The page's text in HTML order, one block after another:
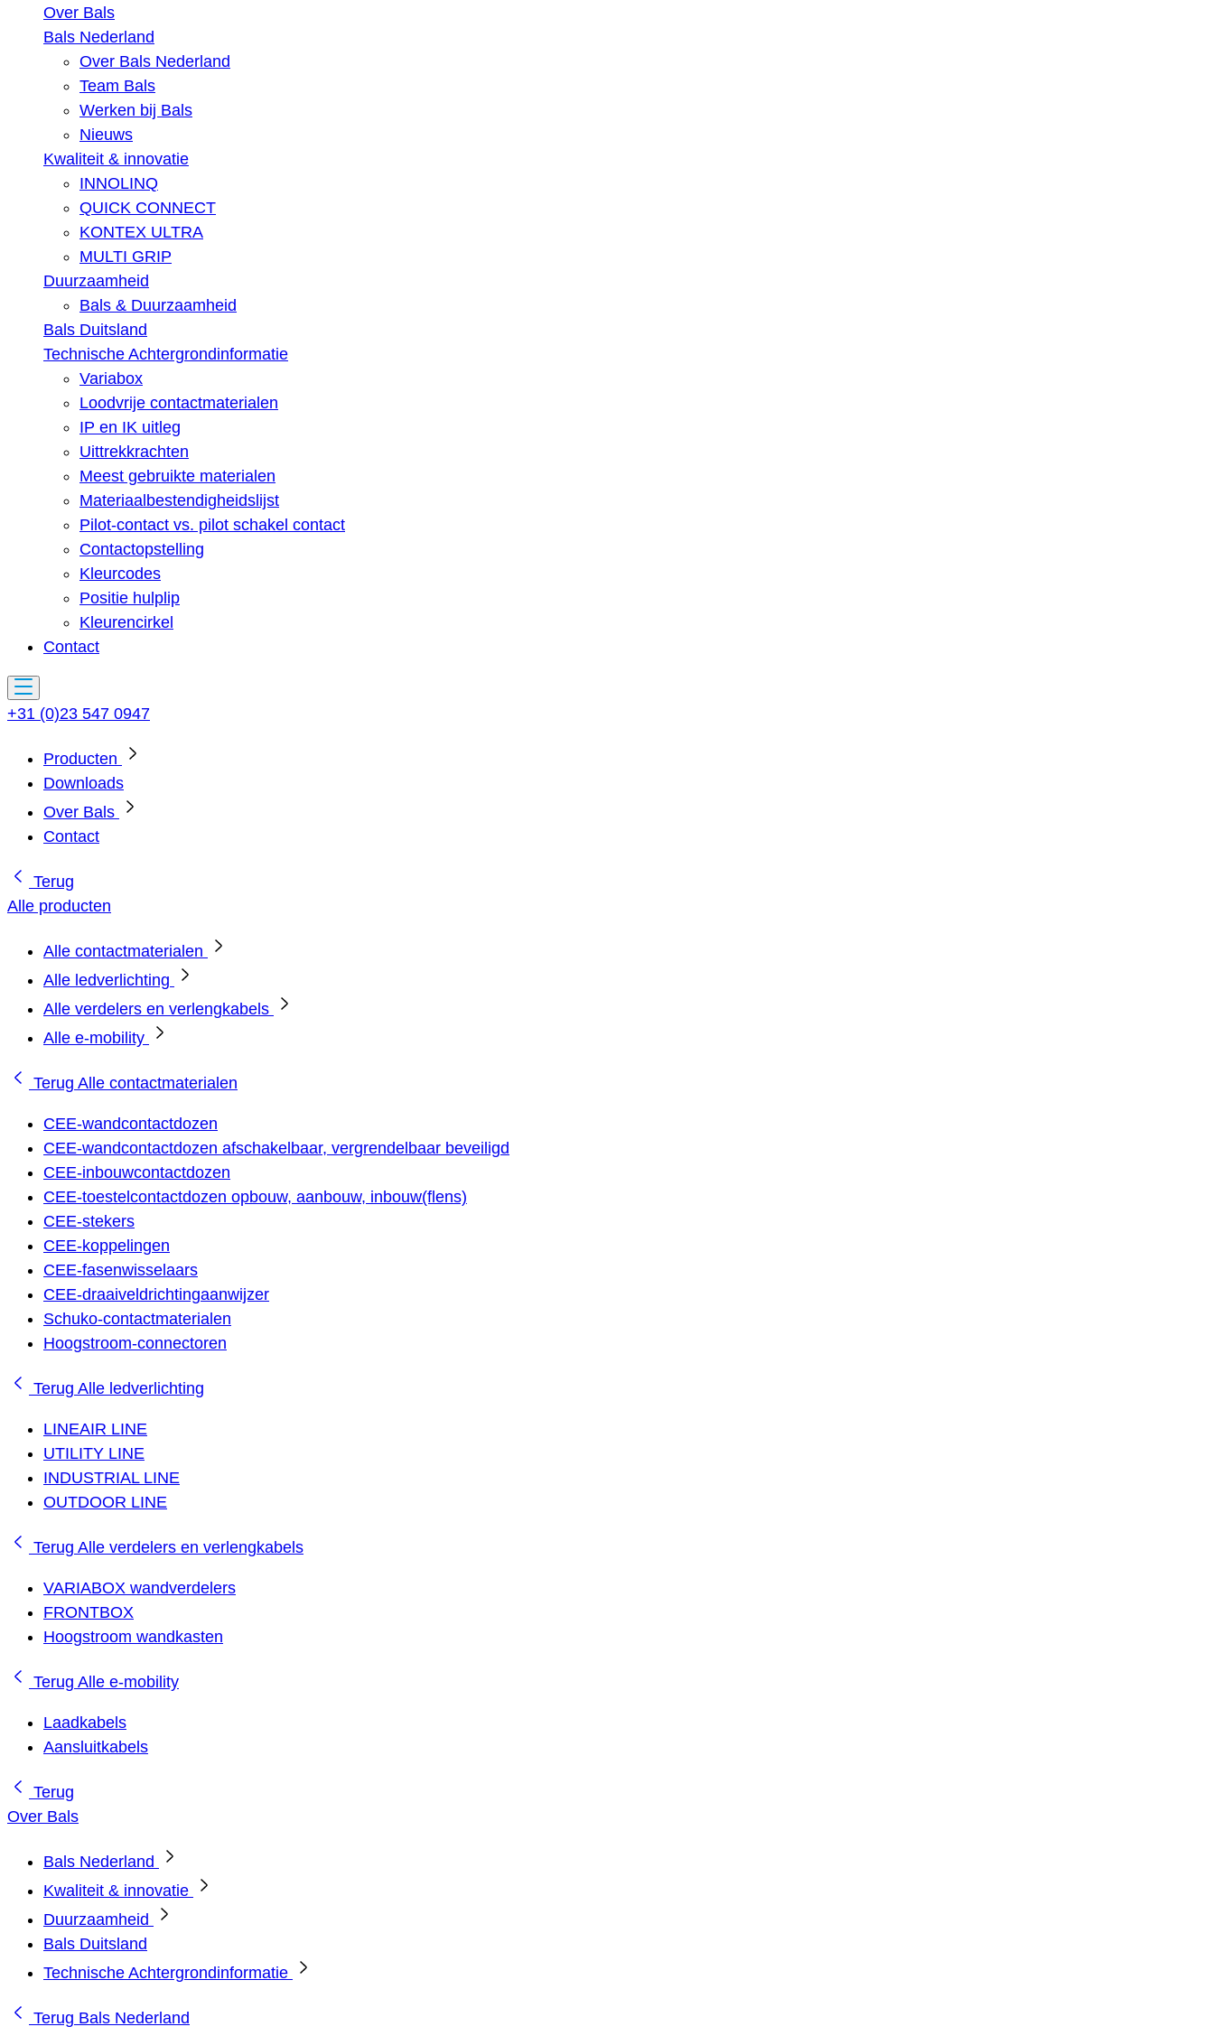
Over Bals
Bals Nederland
Over Bals Nederland
Team Bals
Werken bij Bals
Nieuws
Kwaliteit & innovatie
INNOLINQ
QUICK CONNECT
KONTEX ULTRA
MULTI GRIP
Duurzaamheid
Bals & Duurzaamheid
Bals Duitsland
Technische Achtergrondinformatie
Variabox
Loodvrije contactmaterialen
IP en IK uitleg
Uittrekkrachten
Meest gebruikte materialen
Materiaalbestendigheidslijst
Pilot-contact vs. pilot schakel contact
Contactopstelling
Kleurcodes
Positie hulplip
Kleurencirkel
Contact
+31 (0)23 547 0947
Producten
Downloads
Over Bals
Contact
Terug
Alle producten
Alle contactmaterialen
Alle ledverlichting
Alle verdelers en verlengkabels
Alle e-mobility
Terug Alle contactmaterialen
CEE-wandcontactdozen
CEE-wandcontactdozen afschakelbaar, vergrendelbaar beveiligd
CEE-inbouwcontactdozen
CEE-toestelcontactdozen opbouw, aanbouw, inbouw(flens)
CEE-stekers
CEE-koppelingen
CEE-fasenwisselaars
CEE-draaiveldrichtingaanwijzer
Schuko-contactmaterialen
Hoogstroom-connectoren
Terug Alle ledverlichting
LINEAIR LINE
UTILITY LINE
INDUSTRIAL LINE
OUTDOOR LINE
Terug Alle verdelers en verlengkabels
VARIABOX wandverdelers
FRONTBOX
Hoogstroom wandkasten
Terug Alle e-mobility
Laadkabels
Aansluitkabels
Terug
Over Bals
Bals Nederland
Kwaliteit & innovatie
Duurzaamheid
Bals Duitsland
Technische Achtergrondinformatie
Terug Bals Nederland